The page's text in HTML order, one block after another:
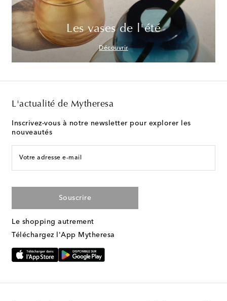
Les vases de l'été
Découvrir
L'actualité de Mytheresa
Inscrivez-vous à notre newsletter pour explorer les
nouveautés
Votre adresse e-mail
Souscrire
Le shopping autrement
Téléchargez l'App Mytheresa